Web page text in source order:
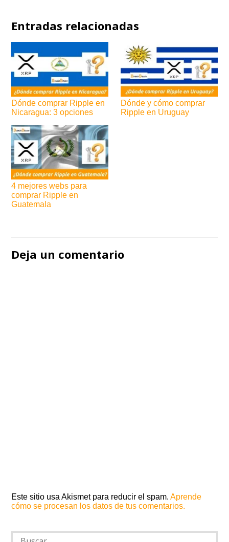
Entradas relacionadas
Dónde comprar Ripple en
Nicaragua: 3 opciones
Dónde y cómo comprar
Ripple en Uruguay
4 mejores webs para
comprar Ripple en
Guatemala
entradas
Deja un comentario
Este sitio usa Akismet para reducir el spam.Aprende
cómo se procesan los datos de tus comentarios.
Buscar: